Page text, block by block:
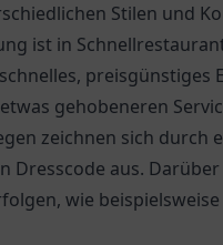
Stilen und
ist in
preisgünstiges
gehobeneren
zeichnen sich durch
Dresscode aus.
wie